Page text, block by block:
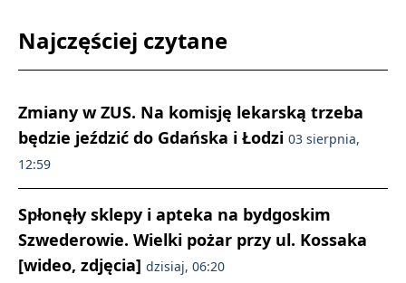
Najczęściej czytane
Zmiany w ZUS. Na komisję lekarską trzeba
będzie jeździć do Gdańska i Łodzi 03 sierpnia,
12:59
Spłonęły sklepy i apteka na bydgoskim
Szwederowie. Wielki pożar przy ul. Kossaka
[wideo, zdjęcia] dzisiaj, 06:20